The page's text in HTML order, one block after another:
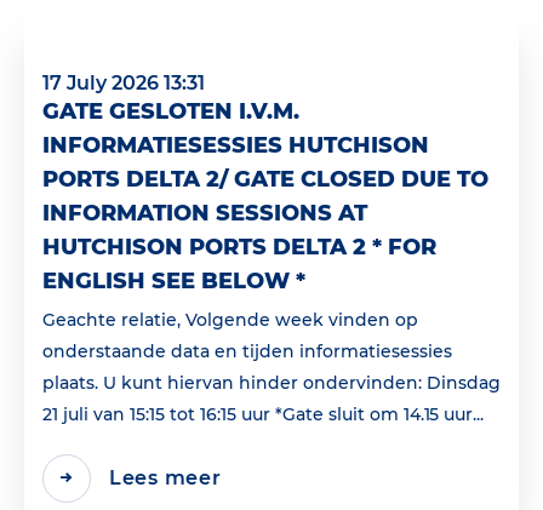
17 July 2026 13:31
GATE GESLOTEN I.V.M.
INFORMATIESESSIES HUTCHISON
PORTS DELTA 2/ GATE CLOSED DUE TO
INFORMATION SESSIONS AT
HUTCHISON PORTS DELTA 2 * FOR
ENGLISH SEE BELOW *
Geachte relatie, Volgende week vinden op
onderstaande data en tijden informatiesessies
plaats. U kunt hiervan hinder ondervinden: Dinsdag
21 juli van 15:15 tot 16:15 uur *Gate sluit om 14.15 uur...
Lees meer